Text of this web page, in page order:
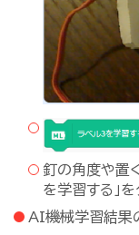
釘の角度や置
を学習する」を
AI機械学習結果